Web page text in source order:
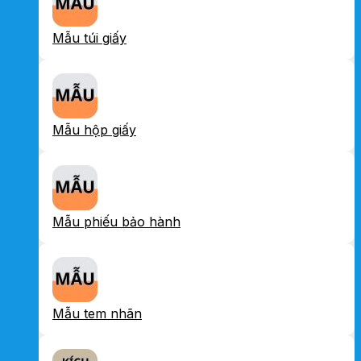
Mẫu túi giấy
Mẫu hộp giấy
Mẫu phiếu bảo hành
Mẫu tem nhãn